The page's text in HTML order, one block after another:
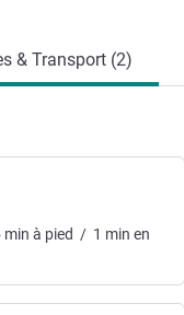
& Transport (2)
min à pied / 1 min en